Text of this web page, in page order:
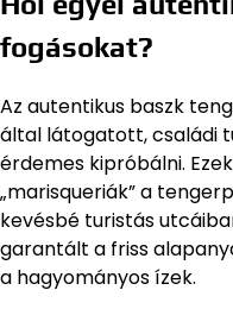
fogásokat?
Az autentikus baszk
által látogatott, családi
érdemes kipróbálni.
„marisqueriák” a
kevésbé turistás
garantált a friss
a hagyományos ízek.